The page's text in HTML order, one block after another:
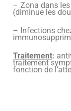
– Zona dans
(diminue les
– Infections
Traitement:
traitement
fonction de